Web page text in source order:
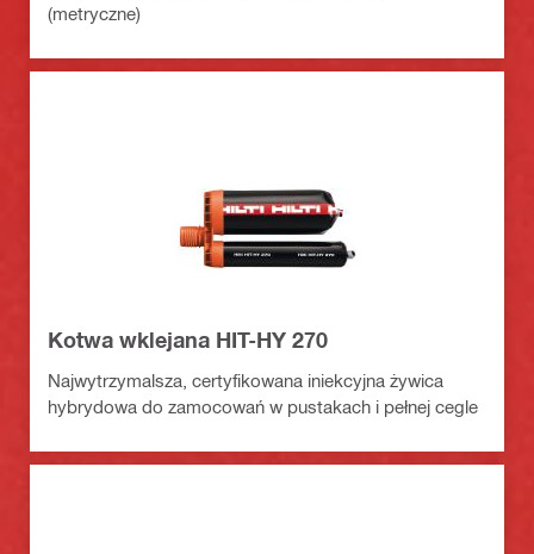
(metryczne)
Kotwa wklejana HIT-HY 270
Najwytrzymalsza, certyfikowana iniekcyjna żywica
hybrydowa do zamocowań w pustakach i pełnej cegle